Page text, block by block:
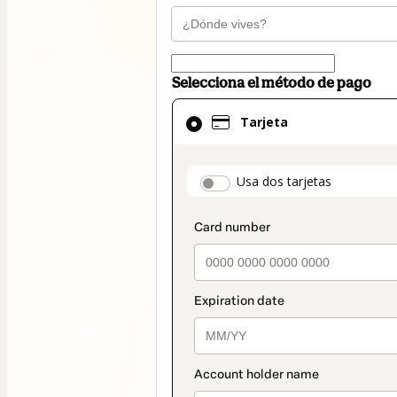
Selecciona el método de pago
Tarjeta
Usa dos tarjetas
El
método
seleccionado
Tarjeta